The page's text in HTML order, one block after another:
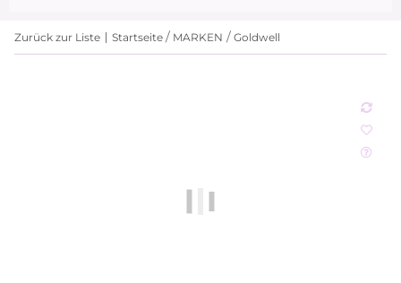
Zurück zur Liste Startseite MARKEN Goldwell